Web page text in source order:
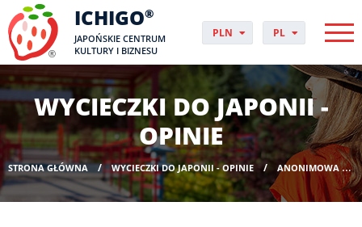
ICHIGO®
JAPOŃSKIE CENTRUM
KULTURY I BIZNESU
PLN
USD
CHF
DKK
NOK
SEK
HUF
PL
DA
DE
EN
ES
FR
HR
HU
WYCIECZKI DO JAPONII -
OPINIE
STRONA GŁÓWNA WYCIECZKI DO JAPONII - OPINIE ANONIMOWA OPINIA